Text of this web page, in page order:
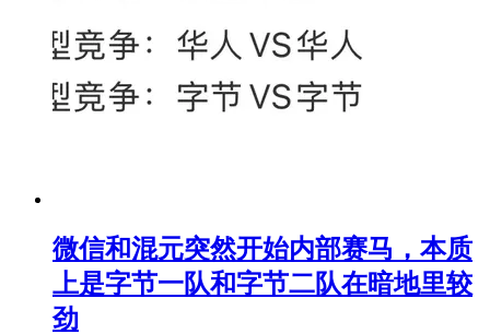
微信和混元突然开始内部赛马，本质
上是字节一队和字节二队在暗地里较
劲